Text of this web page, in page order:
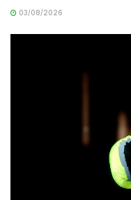
03/08/2026